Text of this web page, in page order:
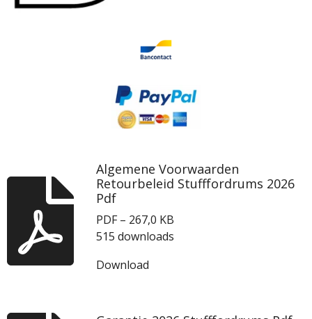
Algemene Voorwaarden
Retourbeleid Stufffordrums 2026
Pdf
PDF – 267,0 KB
515 downloads
Download